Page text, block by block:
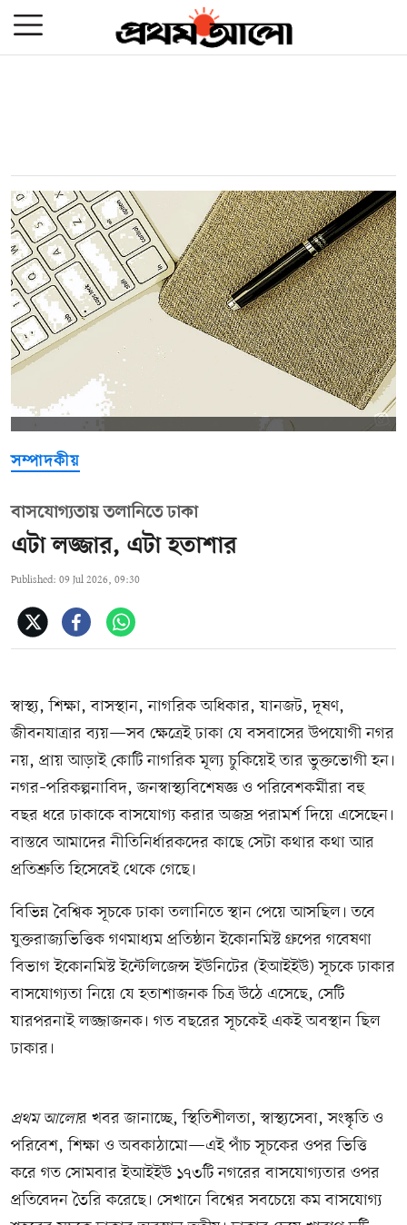
সম্পাদকীয়
বাসযোগ্যতায় তলানিতে ঢাকা
এটা লজ্জার, এটা হতাশার
Published: 09 Jul 2026, 09:30
স্বাস্থ্য, শিক্ষা, বাসস্থান, নাগরিক অধিকার, যানজট, দূষণ,
জীবনযাত্রার ব্যয়—সব ক্ষেত্রেই ঢাকা যে বসবাসের উপযোগী নগর
নয়, প্রায় আড়াই কোটি নাগরিক মূল্য চুকিয়েই তার ভুক্তভোগী হন।
নগর–পরিকল্পনাবিদ, জনস্বাস্থ্যবিশেষজ্ঞ ও পরিবেশকর্মীরা বহু
বছর ধরে ঢাকাকে বাসযোগ্য করার অজস্র পরামর্শ দিয়ে এসেছেন।
বাস্তবে আমাদের নীতিনির্ধারকদের কাছে সেটা কথার কথা আর
প্রতিশ্রুতি হিসেবেই থেকে গেছে।
বিভিন্ন বৈশ্বিক সূচকে ঢাকা তলানিতে স্থান পেয়ে আসছিল। তবে
যুক্তরাজ্যভিত্তিক গণমাধ্যম প্রতিষ্ঠান ইকোনমিস্ট গ্রুপের গবেষণা
বিভাগ ইকোনমিস্ট ইন্টেলিজেন্স ইউনিটের (ইআইইউ) সূচকে ঢাকার
বাসযোগ্যতা নিয়ে যে হতাশাজনক চিত্র উঠে এসেছে, সেটি
যারপরনাই লজ্জাজনক। গত বছরের সূচকেই একই অবস্থান ছিল
ঢাকার।
প্রথম আলোর খবর জানাচ্ছে, স্থিতিশীলতা, স্বাস্থ্যসেবা, সংস্কৃতি ও
পরিবেশ, শিক্ষা ও অবকাঠামো—এই পাঁচ সূচকের ওপর ভিত্তি
করে গত সোমবার ইআইইউ ১৭৩টি নগরের বাসযোগ্যতার ওপর
প্রতিবেদন তৈরি করেছে। সেখানে বিশ্বের সবচেয়ে কম বাসযোগ্য